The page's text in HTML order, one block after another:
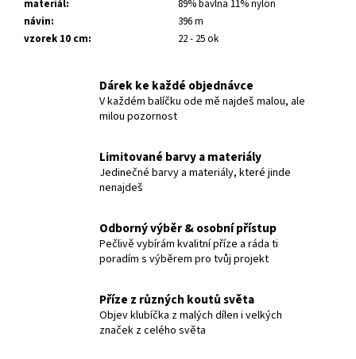
materiál:
89% bavlna 11% nylon
návin:
396 m
vzorek 10 cm: 22 - 25 ok
Dárek ke každé objednávce
V každém balíčku ode mě najdeš malou, ale
milou pozornost
Limitované barvy a materiály
Jedinečné barvy a materiály, které jinde
nenajdeš
Odborný výběr & osobní přístup
Pečlivě vybírám kvalitní příze a ráda ti
poradím s výběrem pro tvůj projekt
Příze z různých koutů světa
Objev klubíčka z malých dílen i velkých
značek z celého světa
m